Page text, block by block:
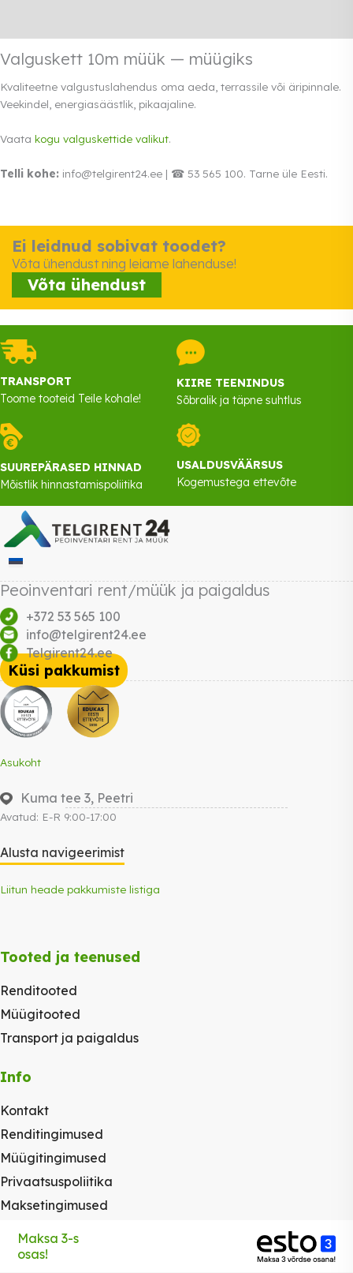
Valguskett 10m müük — müügiks
Kvaliteetne valgustuslahendus oma aeda, terrassile või äripinnale.
Veekindel, energiasäästlik, pikaajaline.
Vaata kogu valguskettide valikut.
Telli kohe: info@telgirent24.ee | ☎ 53 565 100. Tarne üle Eesti.
Ei leidnud sobivat toodet?
Võta ühendust ning leiame lahenduse!
Võta ühendust
TRANSPORT
Toome tooteid Teile kohale!
KIIRE TEENINDUS
Sõbralik ja täpne suhtlus
SUUREPÄRASED HINNAD
Mõistlik hinnastamispoliitika
USALDUSVÄÄRSUS
Kogemustega ettevõte
Peoinventari rent/müük ja paigaldus
+372 53 565 100
info@telgirent24.ee
Telgirent24.ee
Küsi pakkumist
Asukoht
Kuma tee 3, Peetri
Avatud: E-R 9:00-17:00
Alusta navigeerimist
Liitun heade pakkumiste listiga
Tooted ja teenused
Renditooted
Müügitooted
Transport ja paigaldus
Info
Kontakt
Renditingimused
Müügitingimused
Privaatsuspoliitika
Maksetingimused
Maksa 3-s
osas!